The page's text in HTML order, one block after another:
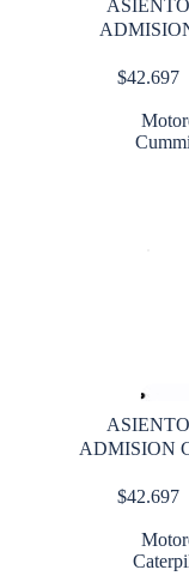
ASIENTO
$42.697
ASIENTO
ADMISION
$42.697